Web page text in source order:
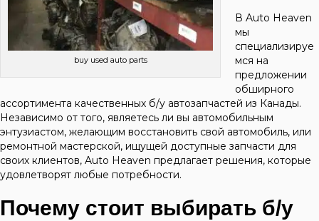
buy used auto parts
В Auto Heaven
мы
специализируе
мся на
предложении
обширного
ассортимента качественных б/у автозапчастей из Канады.
Независимо от того, являетесь ли вы автомобильным
энтузиастом, желающим восстановить свой автомобиль, или
ремонтной мастерской, ищущей доступные запчасти для
своих клиентов, Auto Heaven предлагает решения, которые
удовлетворят любые потребности.
Почему стоит выбирать б/у